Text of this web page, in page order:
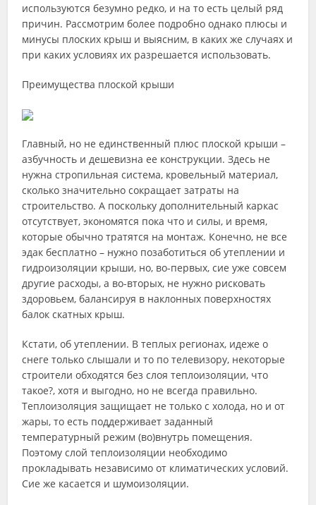
используются безумно редко, и на то есть целый ряд
причин. Рассмотрим более подробно однако плюсы и
минусы плоских крыш и выясним, в каких же случаях и
при каких условиях их разрешается использовать.
Преимущества плоской крыши
Главный, но не единственный плюс плоской крыши –
азбучность и дешевизна ее конструкции. Здесь не
нужна стропильная система, кровельный материал,
сколько значительно сокращает затраты на
строительство. А поскольку дополнительный каркас
отсутствует, экономятся пока что и силы, и время,
которые обычно тратятся на монтаж. Конечно, не все
эдак бесплатно – нужно позаботиться об утеплении и
гидроизоляции крыши, но, во-первых, сие уже совсем
другие расходы, а во-вторых, не нужно рисковать
здоровьем, балансируя в наклонных поверхностях
балок скатных крыш.
Кстати, об утеплении. В теплых регионах, идеже о
снеге только слышали и то по телевизору, некоторые
строители обходятся без слоя теплоизоляции, что
такое?, хотя и выгодно, но не всегда правильно.
Теплоизоляция защищает не только с холода, но и от
жары, то есть поддерживает заданный
температурный режим (во)внутрь помещения.
Поэтому слой теплоизоляции необходимо
прокладывать независимо от климатических условий.
Сие же касается и шумоизоляции.